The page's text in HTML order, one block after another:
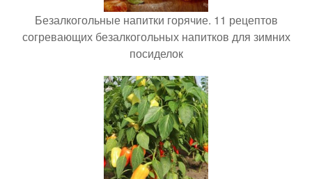
Безалкогольные напитки горячие. 11 рецептов
согревающих безалкогольных напитков для зимних
посиделок